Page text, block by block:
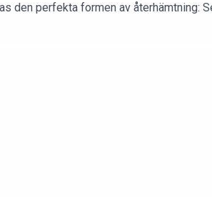
den perfekta formen av återhämtning:
en mysig atmosfär? På vilka sätt kan
som vill ha mer tips och råd så finns